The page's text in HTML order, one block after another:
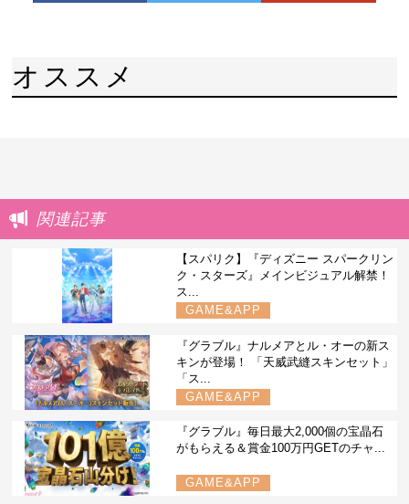
オススメ
関連記事
【スパリク】『ディズニー スパークリン
ク・スターズ』メインビジュアル解禁！
ス...
GAME&APP
『グラブル』ナルメアとル・オーの新ス
キンが登場！ 「天威武縫スキンセット」
「ス...
GAME&APP
『グラブル』毎日最大2,000個の宝晶石
がもらえる＆賞金100万円GETのチャ...
GAME&APP